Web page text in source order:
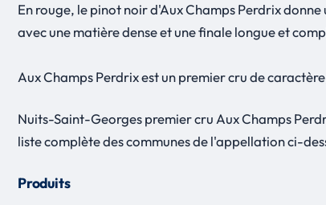
En rouge, le pinot noir d'Aux Champs Perdrix
avec une matière dense et une finale longue et
Aux Champs Perdrix est un premier cru de
Nuits-Saint-Georges premier cru Aux Champs
liste complète des communes de l'appellation ci-
Produits